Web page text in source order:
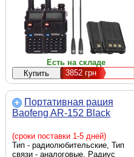
Есть на складе
3852 грн
Портативная рация
Baofeng AR-152 Black
(сроки поставки 1-5 дней)
Тип - радиолюбительские, Тип
связи - аналоговые, Радиус